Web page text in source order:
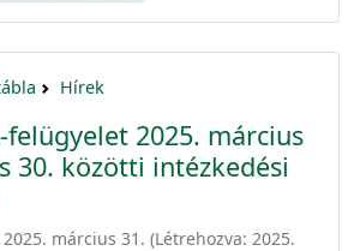
Hírek
2025. március
30. közötti intézkedési
2025. március 31. (Létrehozva: 2025.